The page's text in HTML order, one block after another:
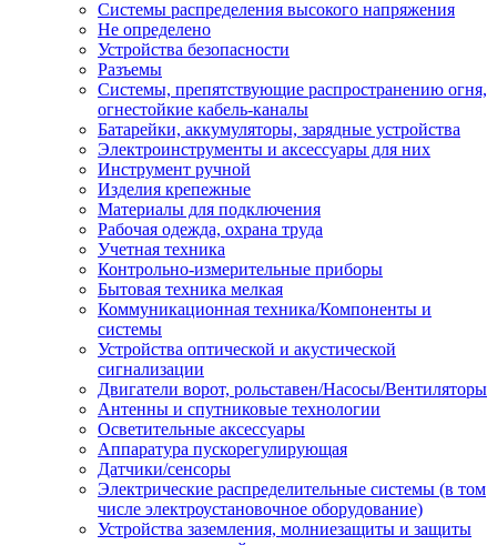
Системы распределения высокого напряжения
Не определено
Устройства безопасности
Разъемы
Системы, препятствующие распространению огня,
огнестойкие кабель-каналы
Батарейки, аккумуляторы, зарядные устройства
Электроинструменты и аксессуары для них
Инструмент ручной
Изделия крепежные
Материалы для подключения
Рабочая одежда, охрана труда
Учетная техника
Контрольно-измерительные приборы
Бытовая техника мелкая
Коммуникационная техника/Компоненты и
системы
Устройства оптической и акустической
сигнализации
Двигатели ворот, рольставен/Насосы/Вентиляторы
Антенны и спутниковые технологии
Осветительные аксессуары
Аппаратура пускорегулирующая
Датчики/сенсоры
Электрические распределительные системы (в том
числе электроустановочное оборудование)
Устройства заземления, молниезащиты и защиты